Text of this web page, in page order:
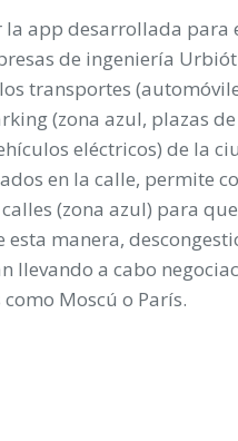
la app desarrollada para
de ingeniería
transportes
(zona azul, plazas
eléctricos) de la
en la calle, permite
(zona azul) para
esta manera,
llevando a cabo
Moscú o París.